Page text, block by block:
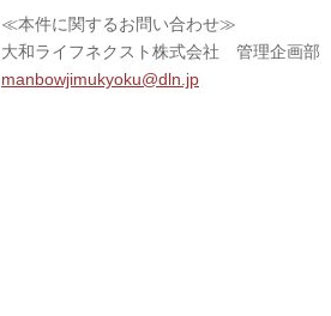
≪本件に関するお問い合わせ≫
大和ライフネクスト株式会社 管理企画部
manbowjimukyoku@dln.jp